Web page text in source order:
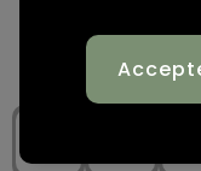
Rugzakken
Schoenen